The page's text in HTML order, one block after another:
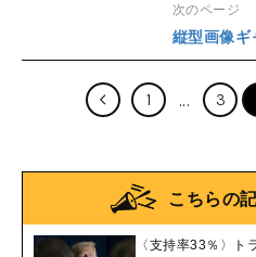
次のページ
縦型画像ギ
1 3
こちらの
〈支持率33％〉ト